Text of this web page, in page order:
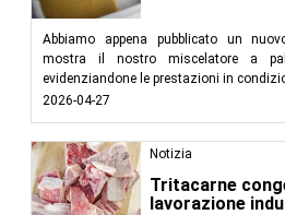
Abbiamo appena pubblicato un
mostra il nostro miscelatore a
evidenziandone le prestazioni in
2026-04-27
Notizia
Tritacarne
lavorazione